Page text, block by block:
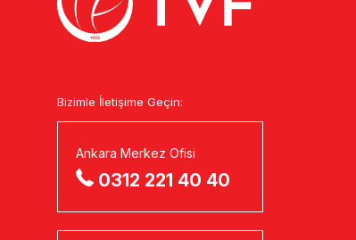
Bizimle İletişime Geçin:
Ankara Merkez Ofisi
0312 221 40 40